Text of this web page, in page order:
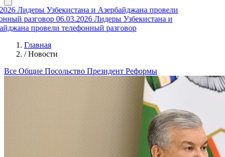
Лидеры Узбекистана и Азербайджана провели
разговор 06.03.2026 Лидеры Узбекистана и
провели телефонный разговор
Главная
/ Новости
Все Общие Посольство Президент Реформы